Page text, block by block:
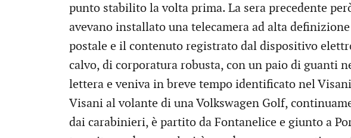
punto stabilito la volta prima. La sera precedente
avevano installato una telecamera ad alta
postale e il contenuto registrato dal dispositivo
calvo, di corporatura robusta, con un paio di guanti
lettera e veniva in breve tempo identificato nel
Visani al volante di una Volkswagen Golf,
dai carabinieri, è partito da Fontanelice e giunto a